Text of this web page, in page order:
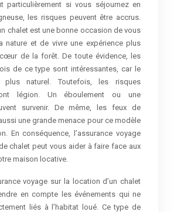
particulièrement si vous séjournez en
les risques peuvent être accrus.
chalet est une bonne occasion de vous
nature et de vivre une expérience plus
de la forêt. De toute évidence, les
de ce type sont intéressantes, car le
naturel. Toutefois, les risques
légion. Un éboulement ou une
survenir. De même, les feux de
une grande menace pour ce modèle
En conséquence, l’assurance voyage
chalet peut vous aider à faire face aux
maison locative.
voyage sur la location d’un chalet
en compte les événements qui ne
liés à l’habitat loué. Ce type de